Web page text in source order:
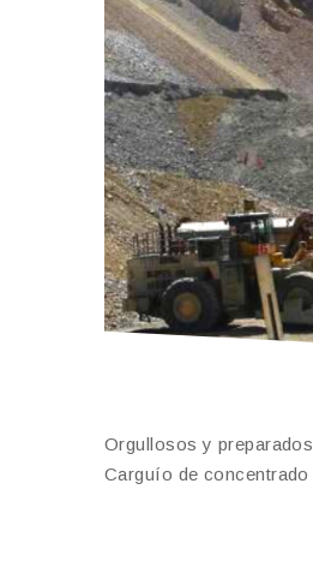
Orgullosos y
Carguío de